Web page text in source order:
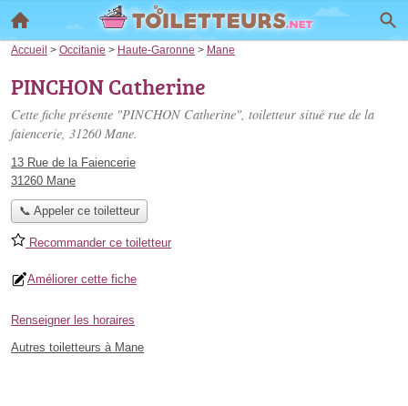
Accueil > Occitanie > Haute-Garonne > Mane
PINCHON Catherine
Cette fiche présente "PINCHON Catherine", toiletteur situé rue de la
faiencerie, 31260 Mane.
13 Rue de la Faiencerie
31260 Mane
📞 Appeler ce toiletteur
Recommander ce toiletteur
Améliorer cette fiche
Renseigner les horaires
Autres toiletteurs à Mane